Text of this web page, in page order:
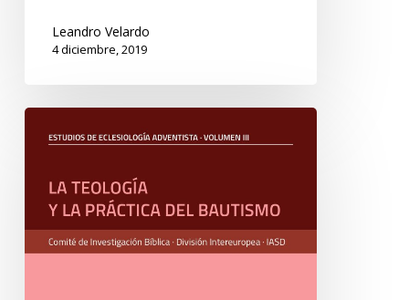
Leandro Velardo
4 diciembre, 2019